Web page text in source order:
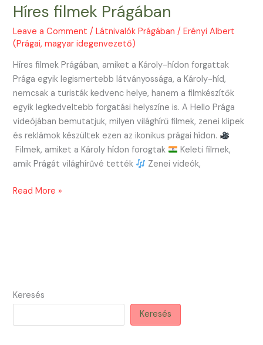
Híres filmek Prágában
Leave a Comment /Látnivalók Prágában /Erényi Albert
(Prágai, magyar idegenvezető)
Híres filmek Prágában, amiket a Károly-hídon forgattak
Prága egyik legismertebb látványossága, a Károly-híd,
nemcsak a turisták kedvenc helye, hanem a filmkészítők
egyik legkedveltebb forgatási helyszíne is. A Hello Prága
videójában bemutatjuk, milyen világhírű filmek, zenei klipek
és reklámok készültek ezen az ikonikus prágai hídon.
Filmek, amiket a Károly hídon forogtak
Keleti filmek,
amik Prágát világhírűvé tették
Zenei videók,
Híres
Read More »
Keresés
Keresés